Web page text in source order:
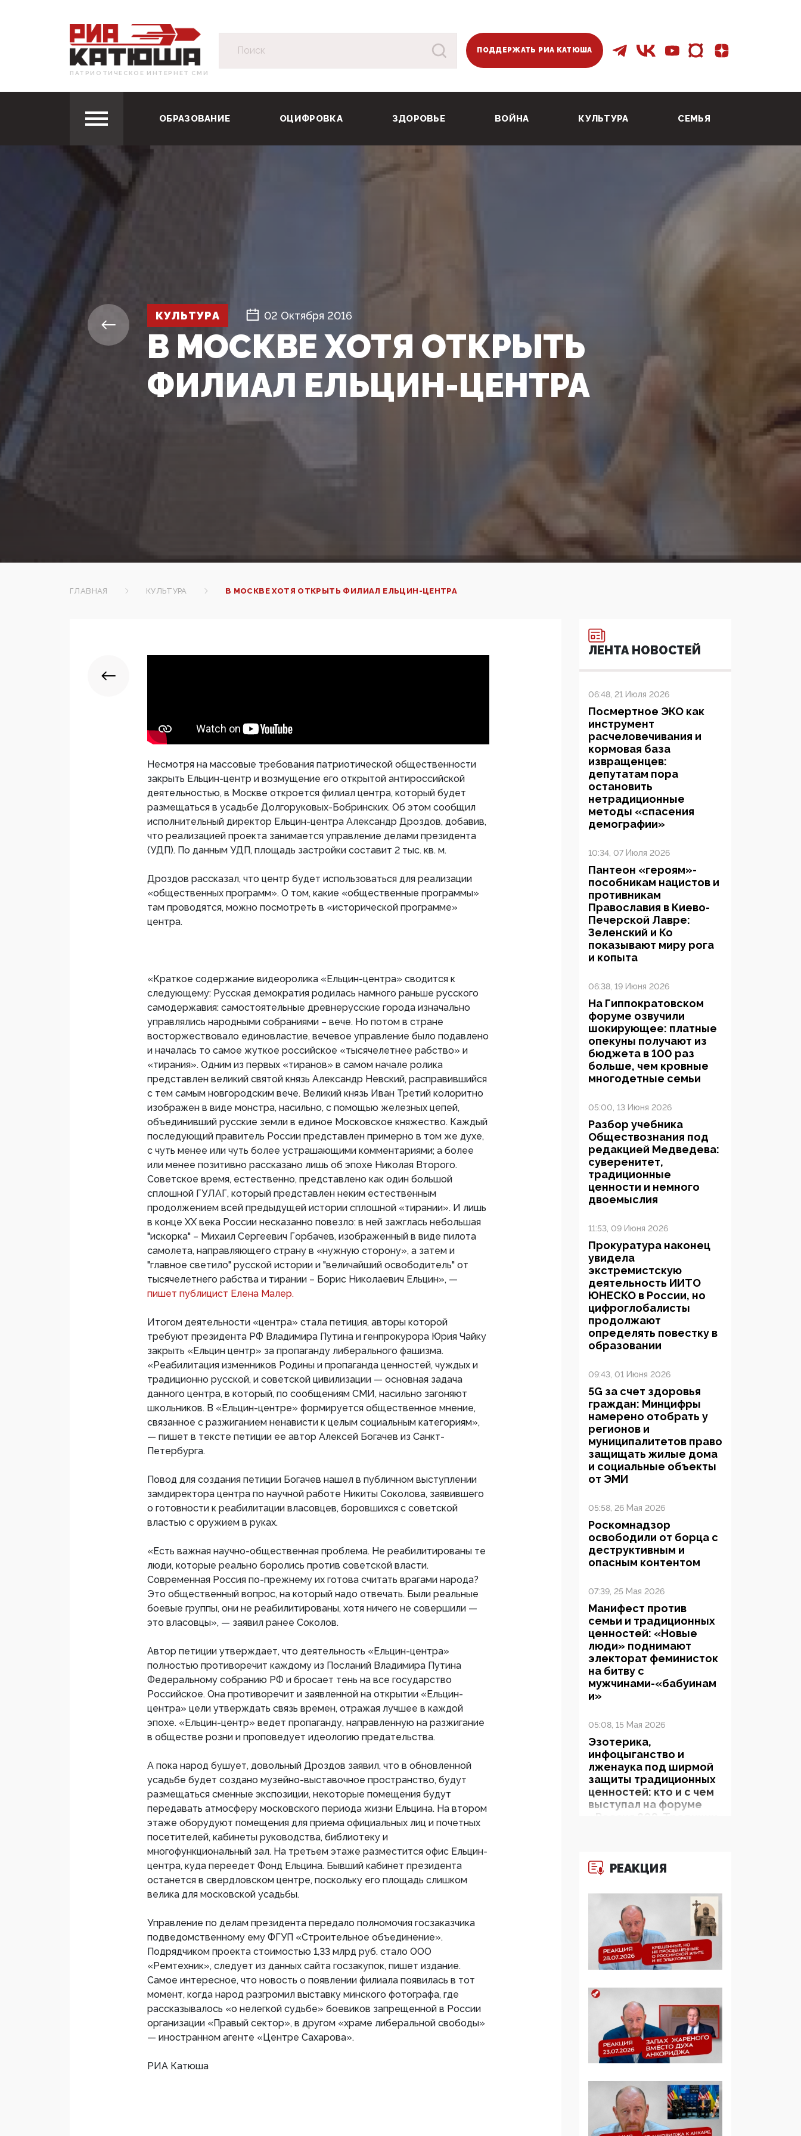
ПАТРИОТИЧЕСКОЕ ИНТЕРНЕТ СМИ
ПОДДЕРЖАТЬ РИА КАТЮША
ОБРАЗОВАНИЕ ОЦИФРОВКА ЗДОРОВЬЕ ВОЙНА КУЛЬТУРА СЕМЬЯ
КУЛЬТУРА 02 Октября 2016
В МОСКВЕ ХОТЯ ОТКРЫТЬ
ФИЛИАЛ ЕЛЬЦИН-ЦЕНТРА
ГЛАВНАЯ КУЛЬТУРА В МОСКВЕ ХОТЯ ОТКРЫТЬ ФИЛИАЛ ЕЛЬЦИН-ЦЕНТРА
Несмотря на массовые требования патриотической общественности
закрыть Ельцин-центр и возмущение его открытой антироссийской
деятельностью, в Москве откроется филиал центра, который будет
размещаться в усадьбе Долгоруковых-Бобринских. Об этом сообщил
исполнительный директор Ельцин-центра Александр Дроздов, добавив,
что реализацией проекта занимается управление делами президента
(УДП). По данным УДП, площадь застройки составит 2 тыс. кв. м.
Дроздов рассказал, что центр будет использоваться для реализации
«общественных программ». О том, какие «общественные программы»
там проводятся, можно посмотреть в «исторической программе»
центра.
«Краткое содержание видеоролика «Ельцин-центра» сводится к
следующему: Русская демократия родилась намного раньше русского
самодержавия: самостоятельные древнерусские города изначально
управлялись народными собраниями – вече. Но потом в стране
восторжествовало единовластие, вечевое управление было подавлено
и началась то самое жуткое российское «тысячелетнее рабство» и
«тирания». Одним из первых «тиранов» в самом начале ролика
представлен великий святой князь Александр Невский, расправившийся
с тем самым новгородским вече. Великий князь Иван Третий колоритно
изображен в виде монстра, насильно, с помощью железных цепей,
объединивший русские земли в единое Московское княжество. Каждый
последующий правитель России представлен примерно в том же духе,
с чуть менее или чуть более устрашающими комментариями; а более
или менее позитивно рассказано лишь об эпохе Николая Второго.
Советское время, естественно, представлено как один большой
сплошной ГУЛАГ, который представлен неким естественным
продолжением всей предыдущей истории сплошной «тирании». И лишь
в конце XX века России несказанно повезло: в ней зажглась небольшая
"искорка" – Михаил Сергеевич Горбачев, изображенный в виде пилота
самолета, направляющего страну в «нужную сторону», а затем и
"главное светило" русской истории и "величайший освободитель" от
тысячелетнего рабства и тирании – Борис Николаевич Ельцин», —
пишет публицист Елена Малер.
Итогом деятельности «центра» стала петиция, авторы которой
требуют президента РФ Владимира Путина и генпрокурора Юрия Чайку
закрыть «Ельцин центр» за пропаганду либерального фашизма.
«Реабилитация изменников Родины и пропаганда ценностей, чуждых и
традиционно русской, и советской цивилизации — основная задача
данного центра, в который, по сообщениям СМИ, насильно загоняют
школьников. В «Ельцин-центре» формируется общественное мнение,
связанное с разжиганием ненависти к целым социальным категориям»,
— пишет в тексте петиции ее автор Алексей Богачев из Санкт-
Петербурга.
Повод для создания петиции Богачев нашел в публичном выступлении
замдиректора центра по научной работе Никиты Соколова, заявившего
о готовности к реабилитации власовцев, боровшихся с советской
властью с оружием в руках.
«Есть важная научно-общественная проблема. Не реабилитированы те
люди, которые реально боролись против советской власти.
Современная Россия по-прежнему их готова считать врагами народа?
Это общественный вопрос, на который надо отвечать. Были реальные
боевые группы, они не реабилитированы, хотя ничего не совершили —
это власовцы», — заявил ранее Соколов.
Автор петиции утверждает, что деятельность «Ельцин-центра»
полностью противоречит каждому из Посланий Владимира Путина
Федеральному собранию РФ и бросает тень на все государство
Российское. Она противоречит и заявленной на открытии «Ельцин-
центра» цели утверждать связь времен, отражая лучшее в каждой
эпохе. «Ельцин-центр» ведет пропаганду, направленную на разжигание
в обществе розни и проповедует идеологию предательства.
А пока народ бушует, довольный Дроздов заявил, что в обновленной
усадьбе будет создано музейно-выставочное пространство, будут
размещаться сменные экспозиции, некоторые помещения будут
передавать атмосферу московского периода жизни Ельцина. На втором
этаже оборудуют помещения для приема официальных лиц и почетных
посетителей, кабинеты руководства, библиотеку и
многофункциональный зал. На третьем этаже разместится офис Ельцин-
центра, куда переедет Фонд Ельцина. Бывший кабинет президента
останется в свердловском центре, поскольку его площадь слишком
велика для московской усадьбы.
Управление по делам президента передало полномочия госзаказчика
подведомственному ему ФГУП «Строительное объединение».
Подрядчиком проекта стоимостью 1,33 млрд руб. стало ООО
«Ремтехник», следует из данных сайта госзакупок, пишет издание.
Самое интересное, что новость о появлении филиала появилась в тот
момент, когда народ разгромил выставку минского фотографа, где
рассказывалось «о нелегкой судьбе» боевиков запрещенной в России
организации «Правый сектор», в другом «храме либеральной свободы»
— иностранном агенте «Центре Сахарова».
РИА Катюша
ЛЕНТА НОВОСТЕЙ
06:48, 21 Июля 2026
Посмертное ЭКО как
инструмент
расчеловечивания и
кормовая база
извращенцев:
депутатам пора
остановить
нетрадиционные
методы «спасения
демографии»
10:34, 07 Июля 2026
Пантеон «героям»-
пособникам нацистов и
противникам
Православия в Киево-
Печерской Лавре:
Зеленский и Ко
показывают миру рога
и копыта
06:38, 19 Июня 2026
На Гиппократовском
форуме озвучили
шокирующее: платные
опекуны получают из
бюджета в 100 раз
больше, чем кровные
многодетные семьи
05:00, 13 Июня 2026
Разбор учебника
Обществознания под
редакцией Медведева:
суверенитет,
традиционные
ценности и немного
двоемыслия
11:53, 09 Июня 2026
Прокуратура наконец
увидела
экстремистскую
деятельность ИИТО
ЮНЕСКО в России, но
цифроглобалисты
продолжают
определять повестку в
образовании
09:43, 01 Июня 2026
5G за счет здоровья
граждан: Минцифры
намерено отобрать у
регионов и
муниципалитетов право
защищать жилые дома
и социальные объекты
от ЭМИ
05:58, 26 Мая 2026
Роскомнадзор
освободили от борца с
деструктивным и
опасным контентом
07:39, 25 Мая 2026
Манифест против
семьи и традиционных
ценностей: «Новые
люди» поднимают
электорат феминисток
на битву с
мужчинами-«бабуинам
и»
05:08, 15 Мая 2026
Эзотерика,
инфоцыганство и
лженаука под ширмой
защиты традиционных
ценностей: кто и с чем
выступал на форуме
«Россия 809. Традиции
09:40, 06 Мая 2026
Симулякр патриотизма
профилактика негатива
среди молодежи снова
отдана на откуп
«движперам»
03:35, 25 Апреля 2026
парламентаризма: как
институт
народовластия
превратился в «чего
изволите» для
Правительства и АП
06:29, 15 Апреля 2026
Социальный фонд
России – пионер
жесткого внедрения
РЕАКЦИЯ